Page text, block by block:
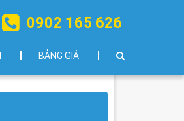
BẢNG GIÁ
0902 165 626